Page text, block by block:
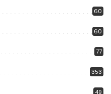
60
60
77
353
49